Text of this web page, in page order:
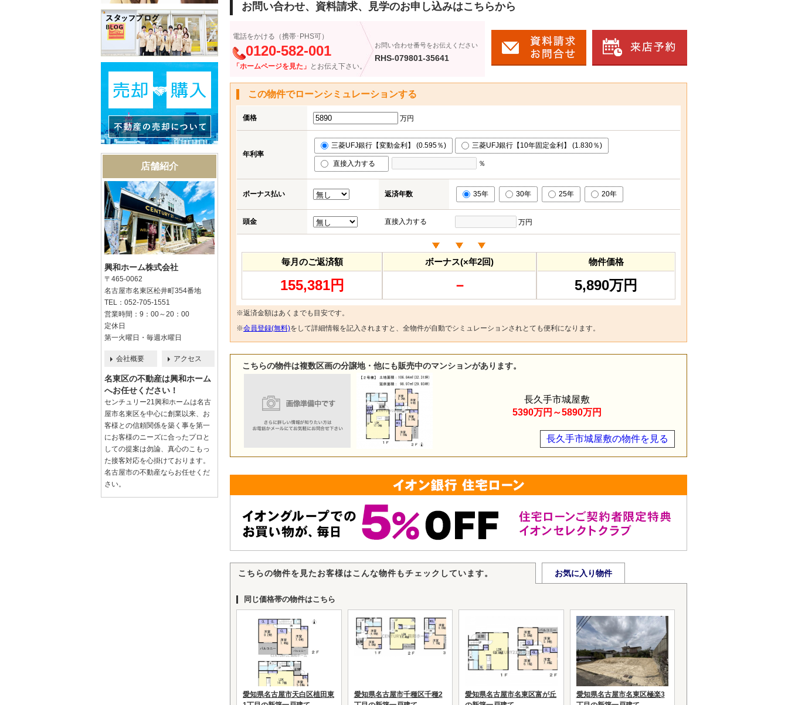
お問い合わせ、資料請求、見学のお申し込みはこちらから
電話をかける（携帯･PHS可）
0120-582-001
「ホームページを見た」 とお伝え下さい。
お問い合わせ番号をお伝えください
RHS-079801-35641
この物件でローンシミュレーションする
価格 万円
年利率
三菱UFJ銀行【変動金利】 (0.595％) 三菱UFJ銀行【10年固定金利】 (1.830％)
直接入力する ％
ボーナス払い 返済年数 35年 30年 25年 20年
頭金 直接入力する 万円
毎月のご返済額
155,381円
ボーナス(×年2回)
－
物件価格
5,890万円
※返済金額はあくまでも目安です。
※会員登録(無料)をして詳細情報を記入されますと、全物件が自動でシミュレーションされとても便利になります。
こちらの物件は複数区画の分譲地・他にも販売中のマンションがあります。
長久手市城屋敷の物件を見る
長久手市城屋敷
5390万円～5890万円
こちらの物件を見たお客様はこんな物件もチェックしています。 お気に入り物件
同じ価格帯の物件はこちら
愛知県名古屋市天白区植田東
愛知県名古屋市千種区千種2
愛知県名古屋市名東区富が丘
愛知県名古屋市名東区極楽3
店舗紹介
興和ホーム株式会社
〒465-0062
名古屋市名東区松井町354番地
TEL：052-705-1551
営業時間：9：00～20：00
定休日
第一火曜日・毎週水曜日
会社概要 アクセス
名東区の不動産は興和ホーム
へお任せください！
センチュリー21興和ホームは名古
屋市名東区を中心に創業以来、お
客様との信頼関係を築く事を第一
にお客様のニーズに合ったプロと
しての提案は勿論、真心のこもっ
た接客対応を心掛けております。
名古屋市の不動産ならお任せくだ
さい。